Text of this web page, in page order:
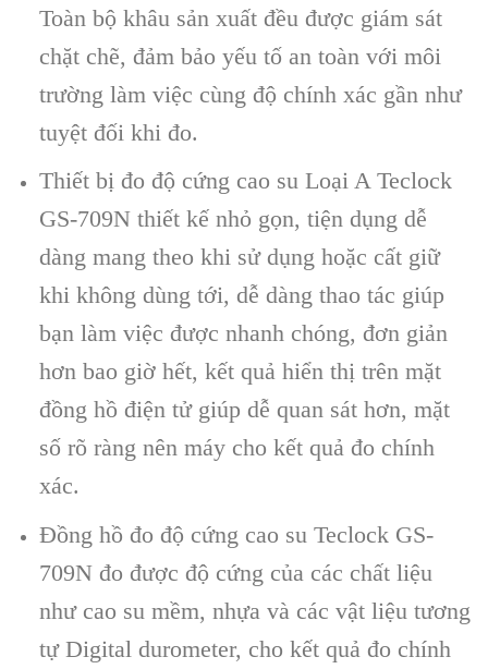
Toàn bộ khâu sản xuất đều được giám sát
chặt chẽ, đảm bảo yếu tố an toàn với môi
trường làm việc cùng độ chính xác gần như
tuyệt đối khi đo.
Thiết bị đo độ cứng cao su Loại A Teclock
GS-709N thiết kế nhỏ gọn, tiện dụng dễ
dàng mang theo khi sử dụng hoặc cất giữ
khi không dùng tới, dễ dàng thao tác giúp
bạn làm việc được nhanh chóng, đơn giản
hơn bao giờ hết, kết quả hiển thị trên mặt
đồng hồ điện tử giúp dễ quan sát hơn, mặt
số rõ ràng nên máy cho kết quả đo chính
xác.
Đồng hồ đo độ cứng cao su Teclock GS-
709N đo được độ cứng của các chất liệu
như cao su mềm, nhựa và các vật liệu tương
tự Digital durometer, cho kết quả đo chính